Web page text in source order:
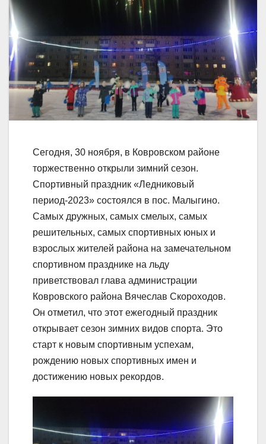
Сегодня, 30 ноября, в Ковровском районе
торжественно открыли зимний сезон.
Спортивный праздник «Ледниковый
период-2023» состоялся в пос. Малыгино.
Самых дружных, самых смелых, самых
решительных, самых спортивных юных и
взрослых жителей района на замечательном
спортивном празднике на льду
приветствовал глава администрации
Ковровского района Вячеслав Скороходов.
Он отметил, что этот ежегодный праздник
открывает сезон зимних видов спорта. Это
старт к новым спортивным успехам,
рождению новых спортивных имен и
достижению новых рекордов.